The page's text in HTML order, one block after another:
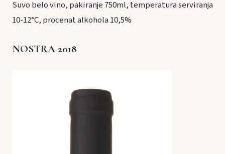
Suvo belo vino, pakiranje 750ml, temperatura serviranja
10-12°C, procenat alkohola 10,5%
NOSTRA 2018